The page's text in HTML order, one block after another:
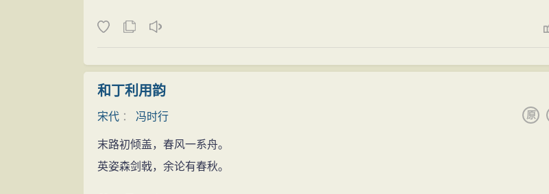
冯时行一看是李炯，颇感意外。当初刚到万州，就斩了他的爪牙孙奇虎，事后，李炯怀恨
从何来？”
“哈哈……冯大人是揣着明白装糊涂呢？你这两年，在万州任上干得
少，只要我们把这些钱粮孝敬朝廷，那你我就可以扶摇直上啊。”
“孝敬朝廷？朝廷的赋税
“呵呵……冯大人，这朝廷
乾道五年（1169），雅州（今四川雅安）民众曾斥钱七十万，为冯时行立祠庙。《古城冯
疾，必祷侯。”冯时行
和丁利用韵
宋代 ： 冯时行 原
末路初倾盖，春风一系舟。
英姿森剑戟，余论有春秋。